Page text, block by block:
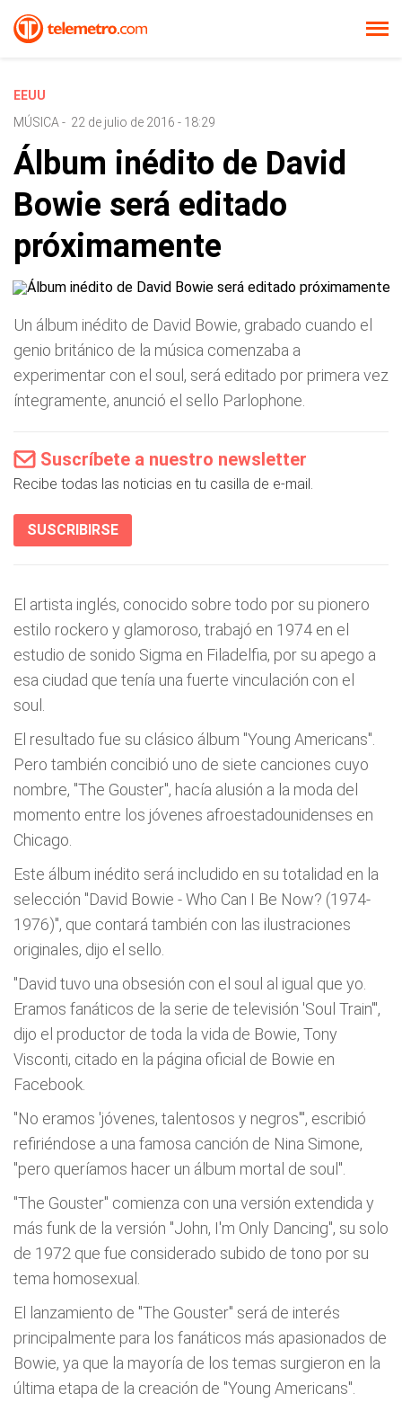
EEUU
MÚSICA - 22 de julio de 2016 - 18:29
Álbum inédito de David
Bowie será editado
próximamente
Un álbum inédito de David Bowie, grabado cuando el
genio británico de la música comenzaba a
experimentar con el soul, será editado por primera vez
íntegramente, anunció el sello Parlophone.
Suscríbete a nuestro newsletter
Recibe todas las noticias en tu casilla de e-mail.
SUSCRIBIRSE
El artista inglés, conocido sobre todo por su pionero
estilo rockero y glamoroso, trabajó en 1974 en el
estudio de sonido Sigma en Filadelfia, por su apego a
esa ciudad que tenía una fuerte vinculación con el
soul.
El resultado fue su clásico álbum "Young Americans".
Pero también concibió uno de siete canciones cuyo
nombre, "The Gouster", hacía alusión a la moda del
momento entre los jóvenes afroestadounidenses en
Chicago.
Este álbum inédito será includido en su totalidad en la
selección "David Bowie - Who Can I Be Now? (1974-
1976)", que contará también con las ilustraciones
originales, dijo el sello.
"David tuvo una obsesión con el soul al igual que yo.
Eramos fanáticos de la serie de televisión 'Soul Train'",
dijo el productor de toda la vida de Bowie, Tony
Visconti, citado en la página oficial de Bowie en
Facebook.
"No eramos 'jóvenes, talentosos y negros'", escribió
refiriéndose a una famosa canción de Nina Simone,
"pero queríamos hacer un álbum mortal de soul".
"The Gouster" comienza con una versión extendida y
más funk de la versión "John, I'm Only Dancing", su solo
de 1972 que fue considerado subido de tono por su
tema homosexual.
El lanzamiento de "The Gouster" será de interés
principalmente para los fanáticos más apasionados de
Bowie, ya que la mayoría de los temas surgieron en la
última etapa de la creación de "Young Americans".